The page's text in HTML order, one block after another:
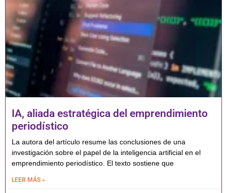
IA, aliada estratégica del emprendimiento
periodístico
La autora del artículo resume las conclusiones de una
investigación sobre el papel de la inteligencia artificial en el
emprendimiento periodístico. El texto sostiene que
LEER MÁS »